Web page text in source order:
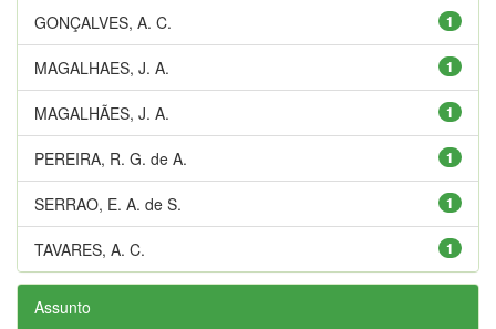
1
GONÇALVES, A. C.
1
MAGALHAES, J. A.
1
MAGALHÃES, J. A.
1
PEREIRA, R. G. de A.
1
SERRAO, E. A. de S.
1
TAVARES, A. C.
Assunto